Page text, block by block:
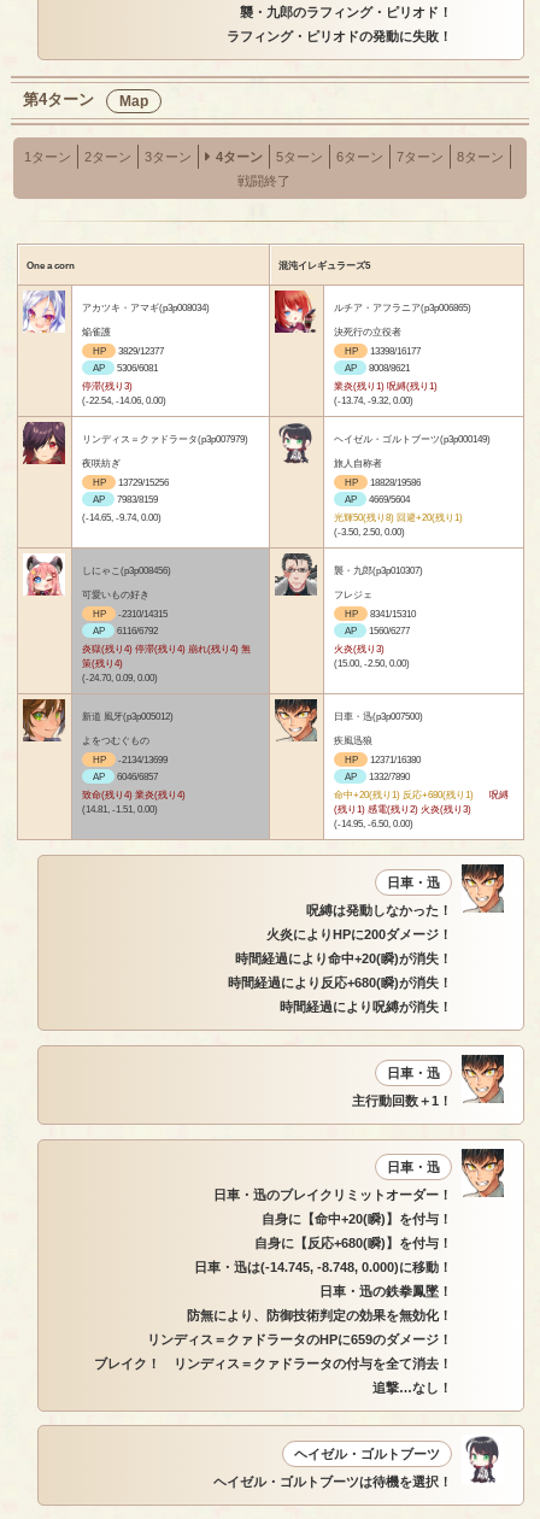
襲・九郎のラフィング・ピリオド！
ラフィング・ピリオドの発動に失敗！
第4ターン Map
1ターン 2ターン 3ターン 4ターン 5ターン 6ターン 7ターン
8ターン
戦闘終了
One a corn 混沌イレギュラーズ5
アカツキ・アマギ(p3p008034)
焔雀護
HP
3829/12377
AP
5306/6081
停滞(残り3)
(-22.54, -14.06, 0.00)
ルチア・アフラニア(p3p006865)
決死行の立役者
HP
13398/16177
AP
8008/8621
業炎(残り1) 呪縛(残り1)
(-13.74, -9.32, 0.00)
リンディス＝クァドラータ(p3p007979)
夜咲紡ぎ
HP
13729/15256
AP
7983/8159
(-14.65, -9.74, 0.00)
ヘイゼル・ゴルトブーツ(p3p000149)
旅人自称者
HP
18828/19586
AP
4669/5604
光輝50(残り8) 回避+20(残り1)
(-3.50, 2.50, 0.00)
しにゃこ(p3p008456)
可愛いもの好き
HP
-2310/14315
AP
6116/6792
炎獄(残り4) 停滞(残り4) 崩れ(残り4) 無
策(残り4)
(-24.70, 0.09, 0.00)
襲・九郎(p3p010307)
フレジェ
HP
8341/15310
AP
1560/6277
火炎(残り3)
(15.00, -2.50, 0.00)
新道 風牙(p3p005012)
よをつむぐもの
HP
-2134/13699
AP
6046/6857
致命(残り4) 業炎(残り4)
(14.81, -1.51, 0.00)
日車・迅(p3p007500)
疾風迅狼
HP
12371/16380
AP
1332/7890
命中+20(残り1) 反応+680(残り1)
呪縛
(残り1) 感電(残り2) 火炎(残り3)
(-14.95, -6.50, 0.00)
日車・迅
呪縛は発動しなかった！
火炎によりHPに200ダメージ！
時間経過により命中+20(瞬)が消失！
時間経過により反応+680(瞬)が消失！
時間経過により呪縛が消失！
日車・迅
主行動回数＋1！
日車・迅
日車・迅のブレイクリミットオーダー！
自身に【命中+20(瞬)】を付与！
自身に【反応+680(瞬)】を付与！
日車・迅は(-14.745, -8.748, 0.000)に移動！
日車・迅の鉄拳鳳墜！
防無により、防御技術判定の効果を無効化！
リンディス＝クァドラータのHPに659のダメージ！
ブレイク！ リンディス＝クァドラータの付与を全て消去！
追撃…なし！
ヘイゼル・ゴルトブーツ
ヘイゼル・ゴルトブーツは待機を選択！